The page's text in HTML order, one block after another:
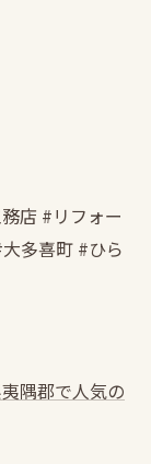
店 #リフォー
多喜町 #ひら
隅郡で人気の